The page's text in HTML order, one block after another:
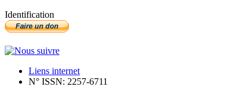
Identification
Liens internet
N° ISSN: 2257-6711